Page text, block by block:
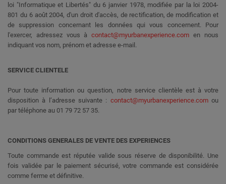
loi "Informatique et Libertés" du 6 janvier 1978, modifiée par la loi 2004-
801 du 6 août 2004, d'un droit d'accès, de rectification, de modification et
de suppression concernant les données qui vous concernent. Pour
l'exercer, adressez vous àcontact@myurbanexperience.com en nous
indiquant vos nom, prénom et adresse e-mail.
SERVICE CLIENTELE
Pour toute information ou question, notre service clientèle est à votre
disposition à l’adresse suivante : contact@myurbanexperience.comou
par téléphone au 01 79 72 57 35.
CONDITIONS GENERALES DE VENTE DES EXPERIENCES
Toute commande est réputée valide sous réserve de disponibilité. Une
fois validée par le paiement sécurisé, votre commande est considérée
comme ferme et définitive.